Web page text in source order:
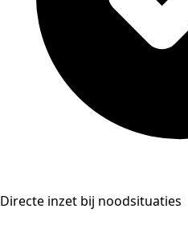
Directe inzet bij noodsituaties